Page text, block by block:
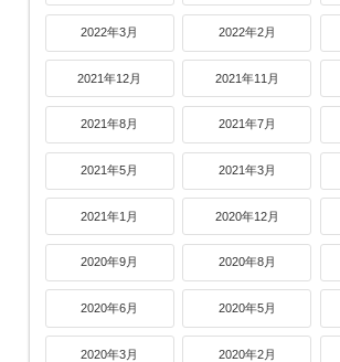
2022年3月 2022年2月
2021年12月 2021年11月
2021年8月 2021年7月
2021年5月 2021年3月
2021年1月 2020年12月
2020年9月 2020年8月
2020年6月 2020年5月
2020年3月 2020年2月